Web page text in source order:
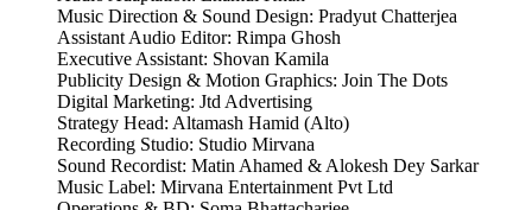
Music Direction & Sound Design: Pradyut Chatterjea
Assistant Audio Editor: Rimpa Ghosh
Executive Assistant: Shovan Kamila
Publicity Design & Motion Graphics: Join The Dots
Digital Marketing: Jtd Advertising
Strategy Head: Altamash Hamid (Alto)
Recording Studio: Studio Mirvana
Sound Recordist: Matin Ahamed & Alokesh Dey Sarkar
Music Label: Mirvana Entertainment Pvt Ltd